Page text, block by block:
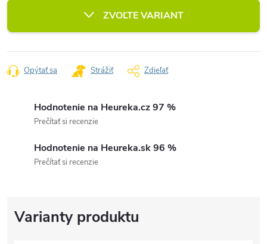
cena:
ZVOĽTE VARIANT
Opýtať sa Strážiť Zdieľať
Hodnotenie na Heureka.cz 97 %
Prečítať si recenzie
Hodnotenie na Heureka.sk 96 %
Prečítať si recenzie